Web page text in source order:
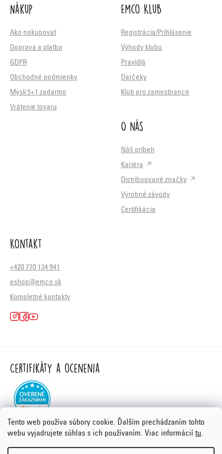
Tento web používa súbory cookie. Ďalším prechádzaním tohto
webu vyjadrujete súhlas s ich používaním. Viac informácií tu.
Nákup
Ako nakupovať
Doprava a platba
GDPR
Obchodné podmienky
Mysli 5+1 zadarmo
Vrátenie tovaru
Emco Klub
Registrácia/Prihlásenie
Výhody klubu
Pravidlá
Darčeky
Klub pro zamestnance
O nás
Náš príbeh
Kariéra
Distribuované značky
Výrobné závody
Certifikácia
Kontakt
+420 770 134 941
eshop@emco.sk
Kompletné kontakty
Certifikáty a ocenenia